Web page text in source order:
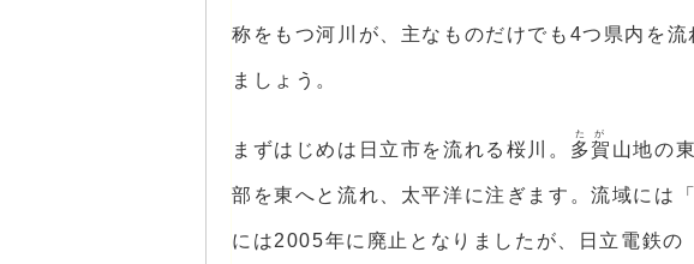
称をもつ河川が、主なものだけでも4つ県内を
ましょう。
まずはじめは日立市を流れる桜川。 多賀
たが
山地の
部を東へと流れ、太平洋に注ぎます。流域には
には2005年に廃止となりましたが、日立電鉄の